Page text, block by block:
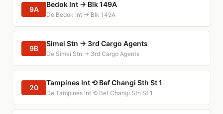
9A
Bedok Int → Blk 149A
De Bedok Int → Blk 149A
9B
Simei Stn → 3rd Cargo Agents
De Simei Stn → 3rd Cargo Agents
20
Tampines Int ⟲ Bef Changi Sth St 1
De Tampines Int ⟲ Bef Changi Sth St 1